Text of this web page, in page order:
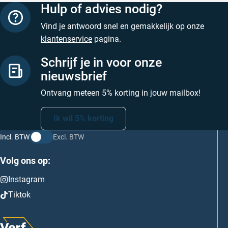
Hulp of advies nodig?
Vind je antwoord snel en gemakkelijk op onze
klantenservice pagina.
Schrijf je in voor onze
nieuwsbrief
Ontvang meteen 5% korting in jouw mailbox!
Ik wil 5% korting
Incl. BTW Excl. BTW
Volg ons op:
Instagram
Tiktok